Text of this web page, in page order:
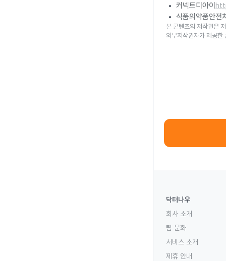
커넥트디아이
식품의약품안전
본 콘텐츠의 저작권은
외부저작권자가 제공한
닥터나우
회사 소개
팀 문화
서비스 소개
제휴 안내